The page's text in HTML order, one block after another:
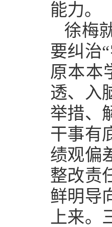
能力。
徐梅
要纠治
原本本
透、入
举措、
干事有
绩观偏
整改责
鲜明导
上来